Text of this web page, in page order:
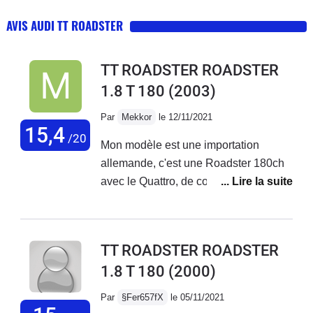
AVIS AUDI TT ROADSTER
15,4/20
TT ROADSTER ROADSTER
1.8 T 180 (2003)
Par Mekkor le 12/11/2021
Mon modèle est une importation
allemande, c'est une Roadster 180ch
avec le Quattro, de couleur rouge Petit
moteur plutôt réactif, je suis passé
petit bolide et je dois avouer que le
passage au turbo a été une bonne
TT ROADSTER ROADSTER
1.8 T 180 (2000)
Par §Fer657fX le 05/11/2021